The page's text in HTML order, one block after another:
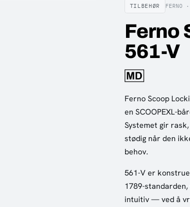
TILBEHØR FERNO ·
Ferno
561-V
Ferno Scoop
en SCOOPEXL-
Systemet gir
stødig når den
behov.
561-V er
1789-
intuitiv — ved å